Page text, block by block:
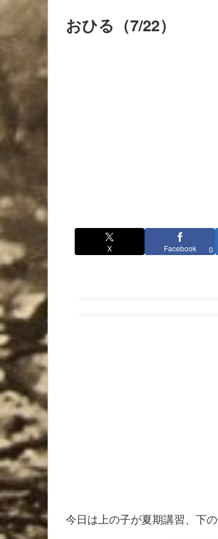
おひる（7/22）
X Facebook 0
今日は上の子が夏期講習、下